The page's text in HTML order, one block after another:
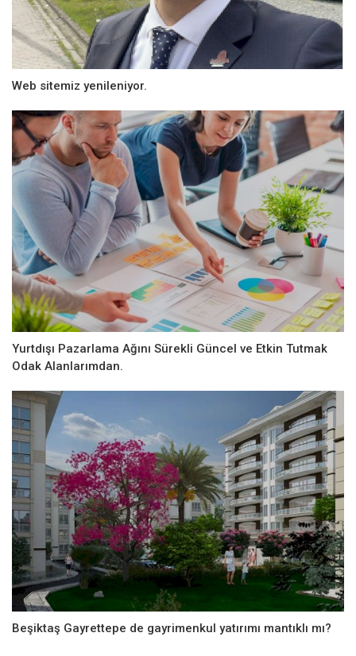
Web sitemiz yenileniyor.
Yurtdışı Pazarlama Ağını Sürekli Güncel ve Etkin Tutmak
Odak Alanlarımdan.
Beşiktaş Gayrettepe de gayrimenkul yatırımı mantıklı mı?